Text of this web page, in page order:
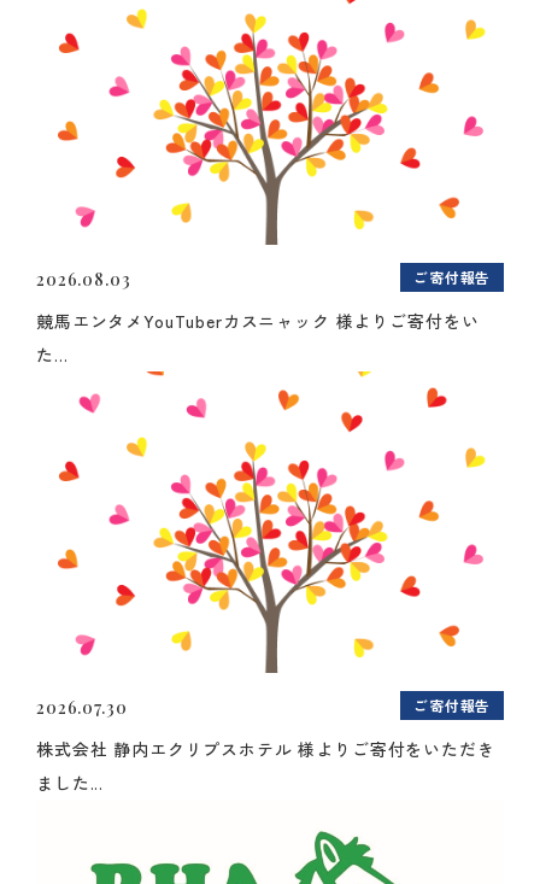
2026.08.03 ご寄付報告
競馬エンタメYouTuberカスニャック 様よりご寄付をい
た...
2026.07.30 ご寄付報告
株式会社 静内エクリプスホテル 様よりご寄付をいただき
ました...